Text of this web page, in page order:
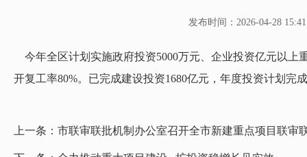
发布时间：2026-04-28
今年全区计划实施政府投资5000万元、企业投资亿元以上
开复工率80%。已完成建设投资1680亿元，年度投资计划完
上一条： 市联审联批机制办公室召开全市新建重点项目联审